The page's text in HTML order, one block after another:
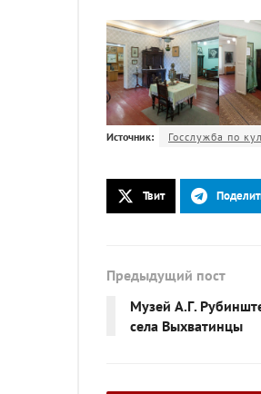
Источник: Госслужба по
Твит
Предыдущий пост
Музей А.Г.
села Выхватинцы